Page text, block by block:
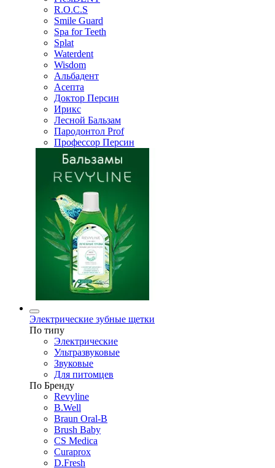
R.O.C.S
Smile Guard
Spa for Teeth
Splat
Waterdent
Wisdom
Альбадент
Асепта
Доктор Персин
Ирикс
Лесной Бальзам
Пародонтол Prof
Профессор Персин
Электрические зубные щетки
По типу
Электрические
Ультразвуковые
Звуковые
Для питомцев
По Бренду
Revyline
B.Well
Braun Oral-B
Brush Baby
CS Medica
Curaprox
D.Fresh